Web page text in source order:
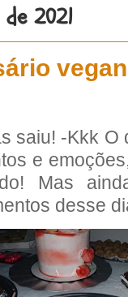
2021
saiu! -Kkk
e
Mas
desse